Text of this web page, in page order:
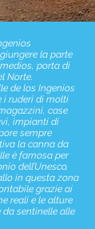
la parte
porta di
Norte.
de los Ingenios
i ruderi di molti
case
impianti di
sempre
la canna da
è famosa per
dell’Unesco.
in questa zona
grazie ai
reali e le alture
da sentinelle alle